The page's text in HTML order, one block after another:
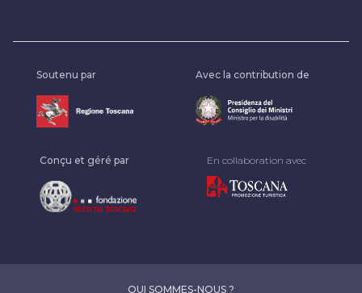
Soutenu par Avec la contribution de
Conçu et géré par En collaboration avec
QUI SOMMES-NOUS ?